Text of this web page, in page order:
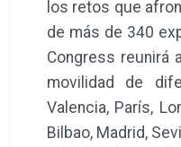
los retos que
de más de 340
Congress reunirá
movilidad de
Valencia, París,
Bilbao, Madrid,